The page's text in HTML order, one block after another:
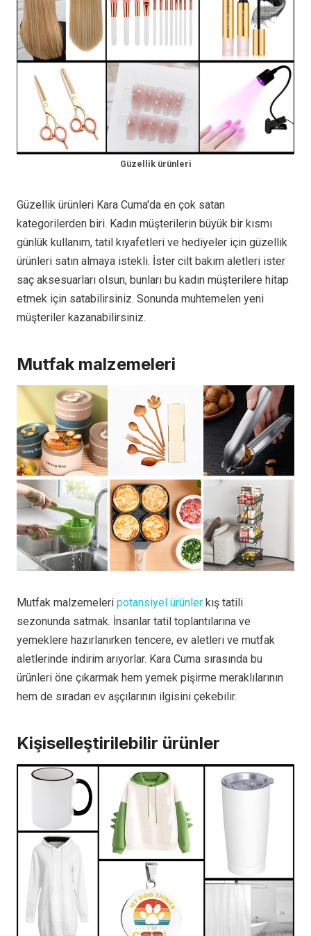
Güzellik ürünleri
Güzellik ürünleri Kara Cuma'da en çok satan
kategorilerden biri. Kadın müşterilerin büyük bir kısmı
günlük kullanım, tatil kıyafetleri ve hediyeler için güzellik
ürünleri satın almaya istekli. İster cilt bakım aletleri ister
saç aksesuarları olsun, bunları bu kadın müşterilere hitap
etmek için satabilirsiniz. Sonunda muhtemelen yeni
müşteriler kazanabilirsiniz.
Mutfak malzemeleri
Mutfak malzemeleri potansiyel ürünler kış tatili
sezonunda satmak. İnsanlar tatil toplantılarına ve
yemeklere hazırlanırken tencere, ev aletleri ve mutfak
aletlerinde indirim arıyorlar. Kara Cuma sırasında bu
ürünleri öne çıkarmak hem yemek pişirme meraklılarının
hem de sıradan ev aşçılarının ilgisini çekebilir.
Kişiselleştirilebilir ürünler